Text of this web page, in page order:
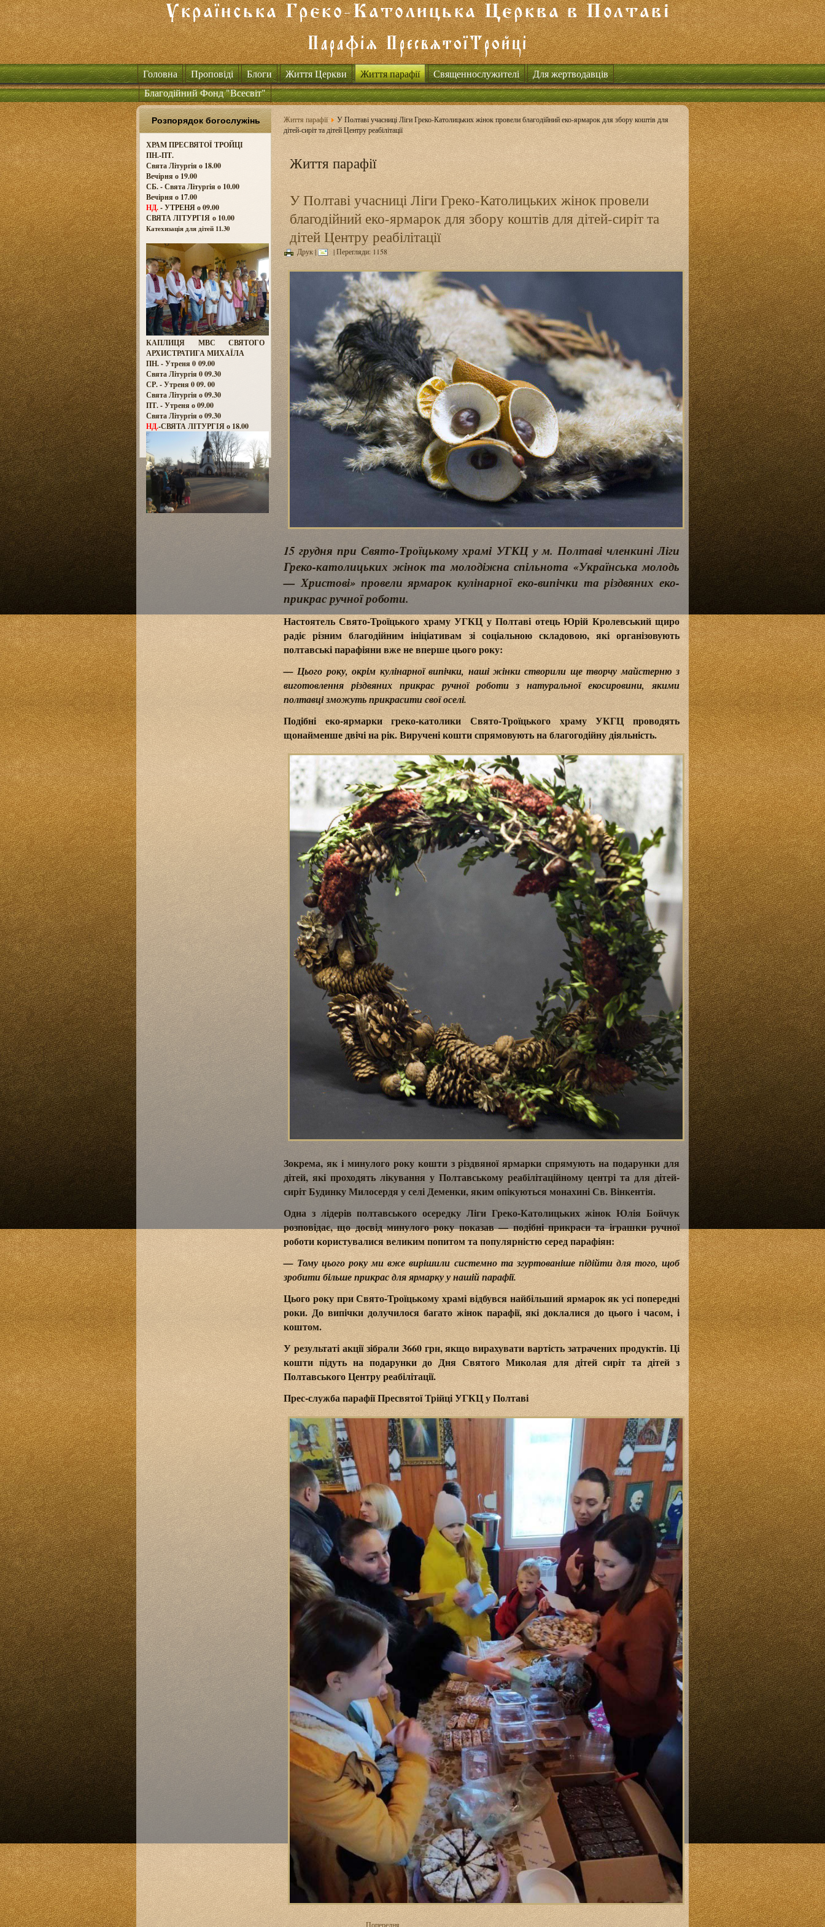
Головна Проповіді Блоги Життя Церкви Життя парафії Священнослужителі
Для жертводавців
Благодійний Фонд "Всесвіт"
Розпорядок богослужінь
ХРАМ ПРЕСВЯТОЇ ТРОЙЦІ
ПН.-ПТ.
Свята Літургія о 18.00
Вечірня о 19.00
СБ. - Свята Літургія о 10.00
Вечірня о 17.00
НД.- УТРЕНЯ о 09.00
СВЯТА ЛІТУРГІЯ о 10.00
Катехизація для дітей 11.30
КАПЛИЦЯ МВС СВЯТОГО
АРХИСТРАТИГА МИХАЇЛА
ПН. - Утреня 0 09.00
Свята Літургія 0 09.30
СР. - Утреня 0 09. 00
Свята Літургія о 09.30
ПТ. - Утреня о 09.00
Свята Літургія о 09.30
НД.-СВЯТА ЛІТУРГІЯ о 18.00
Життя парафії
У Полтаві учасниці Ліги Греко-Католицьких жінок провели благодійний еко-ярмарок для збору коштів для
дітей-сиріт та дітей Центру реабілітації
Життя парафії
У Полтаві учасниці Ліги Греко-Католицьких жінок провели
благодійний еко-ярмарок для збору коштів для дітей-сиріт та
дітей Центру реабілітації
Друк| | Перегляди: 1158
15 грудня при Свято-Троїцькому храмі УГКЦ у м. Полтаві членкині Ліги
Греко-католицьких жінок та молодіжна спільнота «Українська молодь
— Христові» провели ярмарок кулінарної еко-випічки та різдвяних еко-
прикрас ручної роботи.
Настоятель Свято-Троїцького храму УГКЦ у Полтаві отець Юрій Кролевський щиро
радіє різним благодійним ініціативам зі соціальною складовою, які організовують
полтавські парафіяни вже не вперше цього року:
— Цього року, окрім кулінарної випічки, наші жінки створили ще творчу майстерню з
виготовлення різдвяних прикрас ручної роботи з натуральної екосировини, якими
полтавці зможуть прикрасити свої оселі.
Подібні еко-ярмарки греко-католики Свято-Троїцького храму УКГЦ проводять
щонайменше двічі на рік. Виручені кошти спрямовують на благогодійну діяльність.
Зокрема, як і минулого року кошти з різдвяної ярмарки спрямують на подарунки для
дітей, які проходять лікування у Полтавському реабілітаційному центрі та для дітей-
сиріт Будинку Милосердя у селі Деменки, яким опікуються монахині Св. Вінкентія.
Одна з лідерів полтавського осередку Ліги Греко-Католицьких жінок Юлія Бойчук
розповідає, що досвід минулого року показав — подібні прикраси та іграшки ручної
роботи користувалися великим попитом та популярністю серед парафіян:
— Тому цього року ми вже вирішили системно та згуртованіше підійти для того, щоб
зробити більше прикрас для ярмарку у нашій парафії.
Цього року при Свято-Троїцькому храмі відбувся найбільший ярмарок як усі попередні
роки. До випічки долучилося багато жінок парафії, які доклалися до цього і часом, і
коштом.
У результаті акції зібрали 3660 грн, якщо вирахувати вартість затрачених продуктів. Ці
кошти підуть на подарунки до Дня Святого Миколая для дітей сиріт та дітей з
Полтавського Центру реабілітації.
Прес-служба парафії Пресвятої Трійці УГКЦ у Полтаві
Попередня